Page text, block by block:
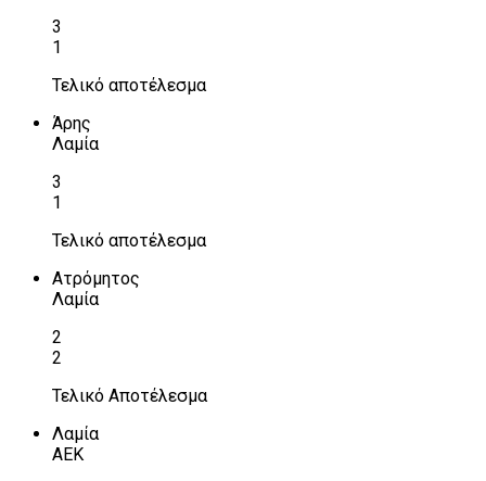
3
1
Τελικό αποτέλεσμα
Άρης
Λαμία
3
1
Τελικό αποτέλεσμα
Ατρόμητος
Λαμία
2
2
Τελικό Αποτέλεσμα
Λαμία
ΑΕΚ